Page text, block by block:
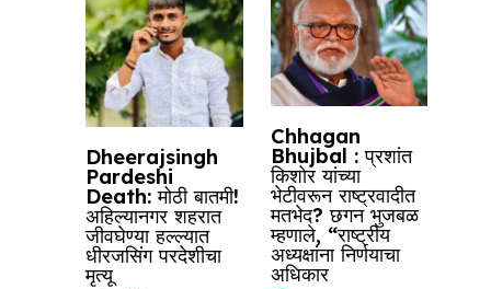
Dheerajsingh
Pardeshi
Death: मोठी बातमी!
अहिल्यानगर शहरात
जीवघेण्या हल्ल्यात
धीरजसिंग परदेशीचा
मृत्यू
Chhagan
Bhujbal : प्रशांत
किशोर यांच्या
भेटीवरून राष्ट्रवादीत
मतभेद? छगन भुजबळ
म्हणाले, “राष्ट्रीय
अध्यक्षांना निर्णयाचा
अधिकार